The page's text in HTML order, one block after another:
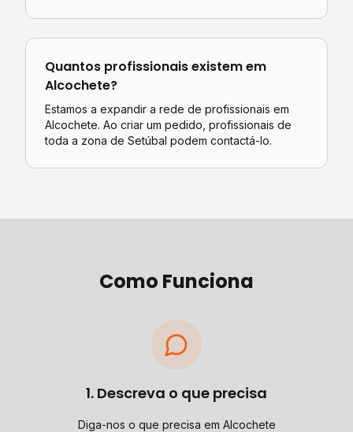
Quantos profissionais existem em
Alcochete?
Estamos a expandir a rede de profissionais em
Alcochete. Ao criar um pedido, profissionais de
toda a zona de Setúbal podem contactá-lo.
Como Funciona
1. Descreva o que precisa
Diga-nos o que precisa em Alcochete